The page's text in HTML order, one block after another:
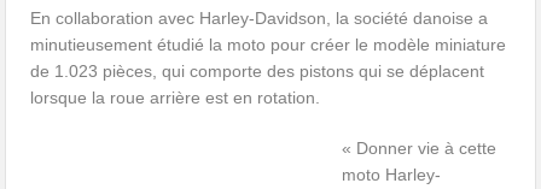
En collaboration avec Harley-Davidson, la société danoise a
minutieusement étudié la moto pour créer le modèle miniature
de 1.023 pièces, qui comporte des pistons qui se déplacent
lorsque la roue arrière est en rotation.
« Donner vie à cette
moto Harley-